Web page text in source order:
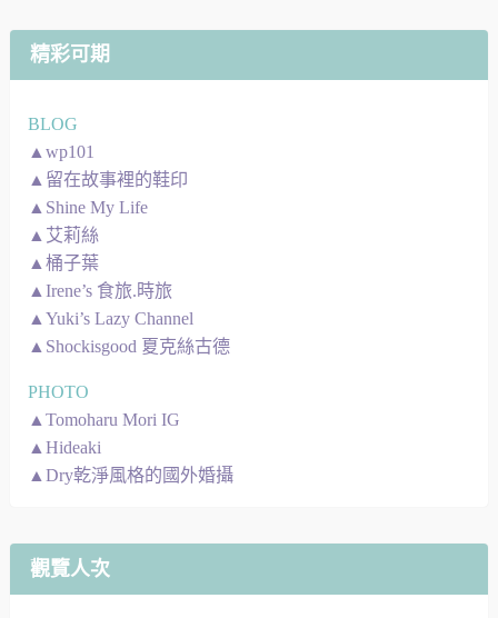
精彩可期
BLOG
▲wp101
▲留在故事裡的鞋印
▲Shine My Life
▲艾莉絲
▲桶子葉
▲Irene’s 食旅.時旅
▲Yuki’s Lazy Channel
▲Shockisgood 夏克絲古德
PHOTO
▲Tomoharu Mori IG
▲Hideaki
▲Dry乾淨風格的國外婚攝
觀覽人次